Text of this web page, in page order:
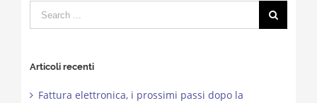
Search
for:
Articoli recenti
Fattura elettronica, i prossimi passi dopo la